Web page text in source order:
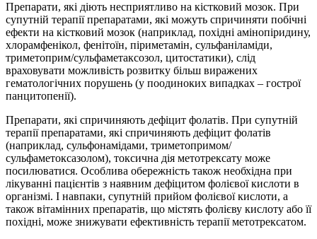
Препарати, які діють несприятливо на кістковий мозок. При
супутній терапії препаратами, які можуть спричиняти побічні
ефекти на кістковий мозок (наприклад, похідні амінопіридину,
хлорамфенікол, фенітоїн, піриметамін, сульфаніламіди,
триметоприм/сульфаметаксозол, цитостатики), слід
враховувати можливість розвитку більш виражених
гематологічних порушень (у поодиноких випадках – гострої
панцитопенії).
Препарати, які спричиняють дефіцит фолатів. При супутній
терапії препаратами, які спричиняють дефіцит фолатів
(наприклад, сульфонамідами, триметопримом/
сульфаметоксазолом), токсична дія метотрексату може
посилюватися. Особлива обережність також необхідна при
лікуванні пацієнтів з наявним дефіцитом фолієвої кислоти в
організмі. І навпаки, супутній прийом фолієвої кислоти, а
також вітамінних препаратів, що містять фолієву кислоту або її
похідні, може знижувати ефективність терапії метотрексатом.